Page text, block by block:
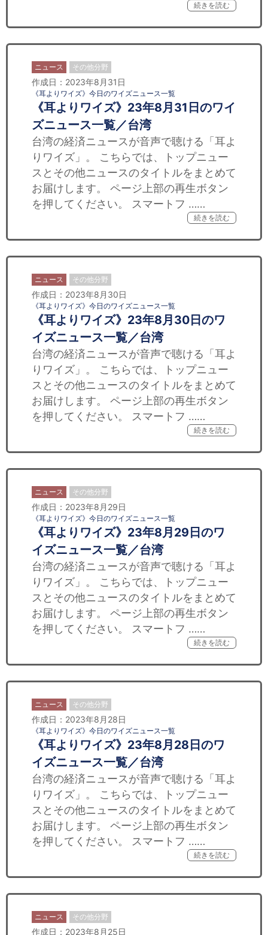
続きを読む
ニュース その他分野
作成日：2023年8月31日
《耳よりワイズ》今日のワイズニュース一覧
《耳よりワイズ》23年8月31日のワイ
ズニュース一覧／台湾
台湾の経済ニュースが音声で聴ける「耳よ
りワイズ」。 こちらでは、トップニュー
スとその他ニュースのタイトルをまとめて
お届けします。 ページ上部の再生ボタン
を押してください。 スマートフ ……
続きを読む
ニュース その他分野
作成日：2023年8月30日
《耳よりワイズ》今日のワイズニュース一覧
《耳よりワイズ》23年8月30日のワ
イズニュース一覧／台湾
台湾の経済ニュースが音声で聴ける「耳よ
りワイズ」。 こちらでは、トップニュー
スとその他ニュースのタイトルをまとめて
お届けします。 ページ上部の再生ボタン
を押してください。 スマートフ ……
続きを読む
ニュース その他分野
作成日：2023年8月29日
《耳よりワイズ》今日のワイズニュース一覧
《耳よりワイズ》23年8月29日のワ
イズニュース一覧／台湾
台湾の経済ニュースが音声で聴ける「耳よ
りワイズ」。 こちらでは、トップニュー
スとその他ニュースのタイトルをまとめて
お届けします。 ページ上部の再生ボタン
を押してください。 スマートフ ……
続きを読む
ニュース その他分野
作成日：2023年8月28日
《耳よりワイズ》今日のワイズニュース一覧
《耳よりワイズ》23年8月28日のワ
イズニュース一覧／台湾
台湾の経済ニュースが音声で聴ける「耳よ
りワイズ」。 こちらでは、トップニュー
スとその他ニュースのタイトルをまとめて
お届けします。 ページ上部の再生ボタン
を押してください。 スマートフ ……
続きを読む
ニュース その他分野
作成日：2023年8月25日